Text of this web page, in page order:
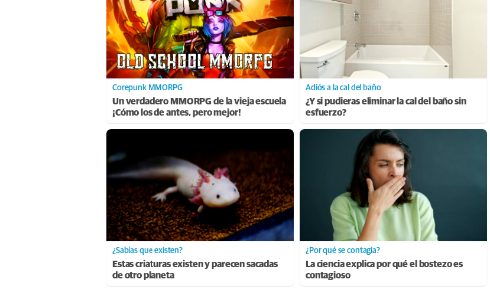
Corepunk MMORPG
Un verdadero MMORPG de la vieja escuela
¡Cómo los de antes, pero mejor!
Adiós a la cal del baño
¿Y si pudieras eliminar la cal del baño sin
esfuerzo?
¿Sabías que existen?
Estas criaturas existen y parecen sacadas
de otro planeta
¿Por qué se contagia?
La ciencia explica por qué el bostezo es
contagioso